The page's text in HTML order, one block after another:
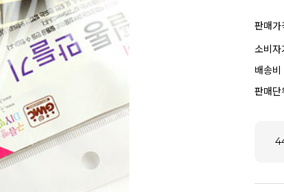
판매가
소비자
배송비
판매단